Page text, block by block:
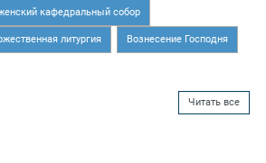
кафедральный собор
литургия Вознесение Господня
Читать все